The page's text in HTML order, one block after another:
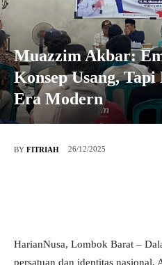
Muazzim Akbar:
Konsep Usang,
Era Modern
BY FITRIAH 26/12/2025
HarianNusa, Lombok Barat –
persatuan dan identitas